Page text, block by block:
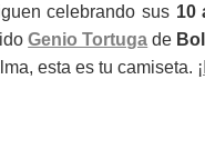
celebrando sus 10
Genio Tortuga de
esta es tu camiseta. ¡